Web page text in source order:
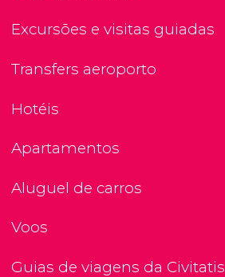
Excursões e visitas guiadas
Transfers aeroporto
Hotéis
Apartamentos
Aluguel de carros
Voos
Guias de viagens da Civitatis